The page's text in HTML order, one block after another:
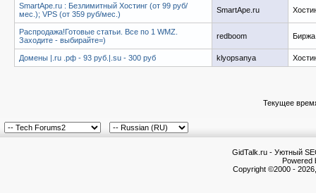
SmartApe.ru : Безлимитный Хостинг (от 99 руб/
мес.); VPS (от 359 руб/мес.)
SmartApe.ru
Распродажа!Готовые статьи. Все по 1 WMZ.
Заходите - выбирайте=)
redboom Биржа
Домены |.ru .рф - 93 руб.|.su - 300 руб klyopsanya
Текущее
GidTalk.ru - Уютный
Powered
Copyright ©2000 -